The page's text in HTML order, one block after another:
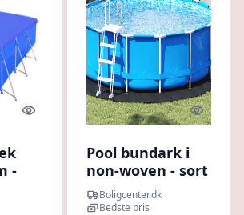
Quick look
-
PE
Quick
Pool bundark i
non-woven - sort
Ø 366 cm
Boligcenter.dk
Bedste pris